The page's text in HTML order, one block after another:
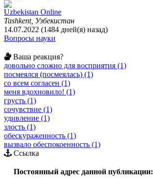
Uzbekistan Online
Tashkent, Узбекистан
14.07.2022 (1484 дней(я) назад)
Вопросы науки
Ваша реакция?
довольно сложно для восприятия (1)
посмеялся (посмеялась) (1)
со всем согласен (1)
меня вдохновило! (1)
грусть (1)
сочувствие (1)
удивление (1)
злость (1)
обескураженность (1)
вызвало обеспокоенность (1)
Ссылка
Постоянный адрес данной публикации: